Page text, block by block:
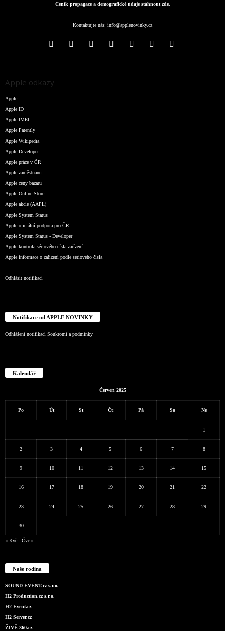
Ceník propagace a demografické údaje stáhnout zde.
Kontaktujte nás: info@applenovinky.cz
Apple odkazy
Apple
Apple ID
Apple IMEI
Apple Patently
Apple Wikipedia
Apple Developer
Apple práce v ČR
Apple zaměstnanci
Apple ceny bazaru
Apple Online Store
Apple akcie (AAPL)
Apple System Status
Apple oficiální podpora pro ČR
Apple System Status - Developer
Apple kontrola sériového čísla zařízení
Apple informace o zařízení podle sériového čísla
Odhlásit notifikaci
Notifikace od APPLE NOVINKY
Odhlášení notifikací Soukromí a podmínky
Kalendář
Červen 2025
Po Út St Čt Pá So Ne
1
2 3 4 5 6 7 8
9 10 11 12 13 14 15
16 17 18 19 20 21 22
23 24 25 26 27 28 29
30
« Kvě Čvc »
Naše rodina
SOUND EVENT.cz s.r.o.
H2 Production.cz s.r.o.
H2 Event.cz
H2 Server.cz
ŽIVĚ 360.cz